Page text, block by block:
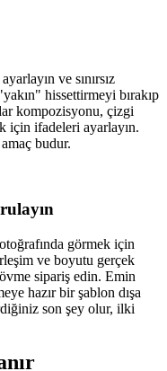
ve sınırsız
hissettirmeyi bırakıp
kompozisyonu, çizgi
için ifadeleri ayarlayın.
budur.
görmek için
ve boyutu gerçek
sipariş edin. Emin
hazır bir şablon dışa
son şey olur, ilki